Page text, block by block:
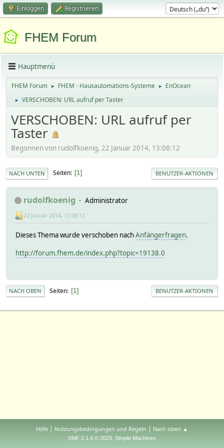
Einloggen Registrieren
FHEM Forum
Hauptmenü
FHEM Forum ► FHEM - Hausautomations-Systeme ► EnOcean
► VERSCHOBEN: URL aufruf per Taster
VERSCHOBEN: URL aufruf per
Taster
Begonnen von rudolfkoenig, 22 Januar 2014, 13:08:12
NACH UNTEN Seiten 1 BENUTZER-AKTIONEN
rudolfkoenig Administrator
22 Januar 2014, 13:08:12
Dieses Thema wurde verschoben nachAnfängerfragen.
http://forum.fhem.de/index.php?topic=19138.0
NACH OBEN Seiten 1 BENUTZER-AKTIONEN
Hilfe | Nutzungsbedingungen und Regeln | Nach oben ▲
SMF 2.1.4 © 2023, Simple Machines